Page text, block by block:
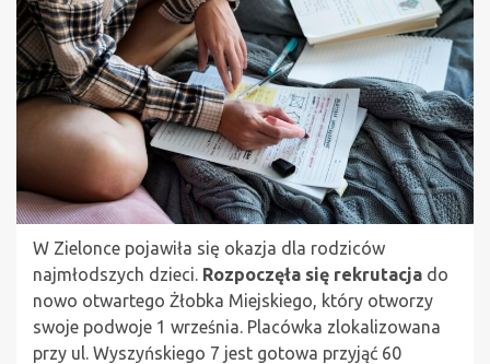
W Zielonce pojawiła się okazja dla rodziców
najmłodszych dzieci. Rozpoczęła się rekrutacja do
nowo otwartego Żłobka Miejskiego, który otworzy
swoje podwoje 1 września. Placówka zlokalizowana
przy ul. Wyszyńskiego 7 jest gotowa przyjąć 60